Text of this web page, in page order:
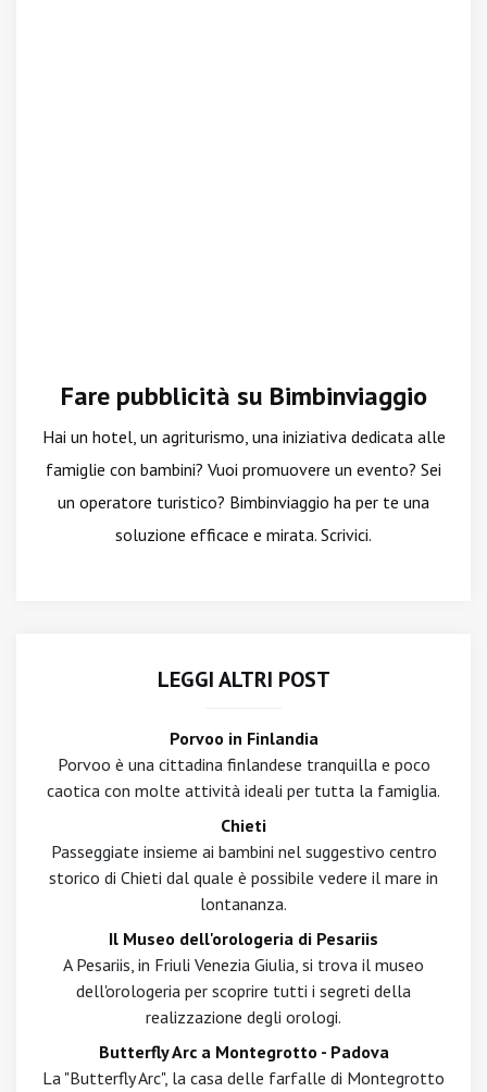
Fare pubblicità su Bimbinviaggio
Hai un hotel, un agriturismo, una iniziativa dedicata alle
famiglie con bambini? Vuoi promuovere un evento? Sei
un operatore turistico? Bimbinviaggio ha per te una
soluzione efficace e mirata. Scrivici.
LEGGI ALTRI POST
Porvoo in Finlandia
Porvoo è una cittadina finlandese tranquilla e poco
caotica con molte attività ideali per tutta la famiglia.
Chieti
Passeggiate insieme ai bambini nel suggestivo centro
storico di Chieti dal quale è possibile vedere il mare in
lontananza.
Il Museo dell'orologeria di Pesariis
A Pesariis, in Friuli Venezia Giulia, si trova il museo
dell'orologeria per scoprire tutti i segreti della
realizzazione degli orologi.
Butterfly Arc a Montegrotto - Padova
La "Butterfly Arc", la casa delle farfalle di Montegrotto